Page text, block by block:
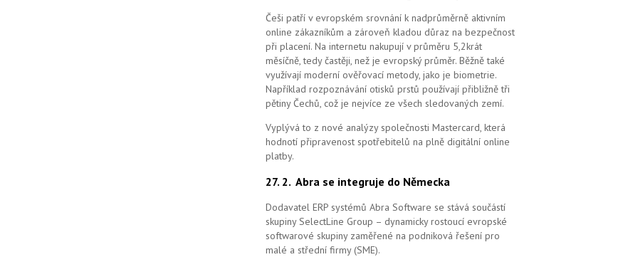
Češi patří v evropském srovnání k nadprůměrně aktivním
online zákazníkům a zároveň kladou důraz na bezpečnost
při placení. Na internetu nakupují v průměru 5,2krát
měsíčně, tedy častěji, než je evropský průměr. Běžně také
využívají moderní ověřovací metody, jako je biometrie.
Například rozpoznávání otisků prstů používají přibližně tři
pětiny Čechů, což je nejvíce ze všech sledovaných zemí.
Vyplývá to z nové analýzy společnosti Mastercard, která
hodnotí připravenost spotřebitelů na plně digitální online
platby.
27. 2. Abra se integruje do Německa
Dodavatel ERP systémů Abra Software se stává součástí
skupiny SelectLine Group – dynamicky rostoucí evropské
softwarové skupiny zaměřené na podniková řešení pro
malé a střední firmy (SME).